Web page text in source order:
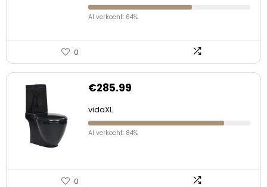
Al verkocht: 64%
0
€285.99
vidaXL
Al verkocht: 84%
0